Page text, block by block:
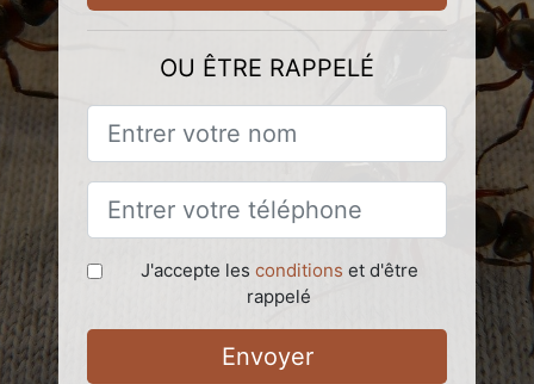
OU ÊTRE RAPPELÉ
J'accepte les conditions et d'être
rappelé
Envoyer